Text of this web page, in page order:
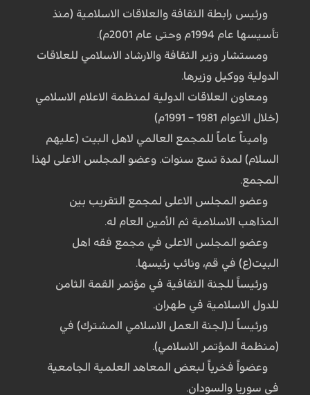
ورئيس رابطة الثقافة والعلاقات الاسلامية (منذ
تأسيسها عام 1994م وحتى عام 2001م).
ومستشار وزير الثقافة والارشاد الاسلامي للعلاقات
الدولية ووكيل وزيرها.
ومعاون العلاقات الدولية لمنظمة الاعلام الاسلامي
(خلال الاعوام 1981 – 1991م)
واميناً عاماً للمجمع العالمي لاهل البيت (عليهم
السلام) لمدة تسع سنوات. وعضو المجلس الاعلى لهذا
المجمع.
وعضو المجلس الاعلى لمجمع التقريب بين
المذاهب الاسلامية ثم الأمين العام له.
وعضو المجلس الاعلى في مجمع فقه اهل
البيت(ع) في قم، ونائب رئيسها.
ورئيساً للجنة الثقافية في مؤتمر القمة الثامن
للدول الاسلامية في طهران.
ورئيساً لـ(لجنة العمل الاسلامي المشترك) في
(منظمة المؤتمر الاسلامي).
وعضواً فخرياً لبعض المعاهد العلمية الجامعية
في سوريا والسودان.